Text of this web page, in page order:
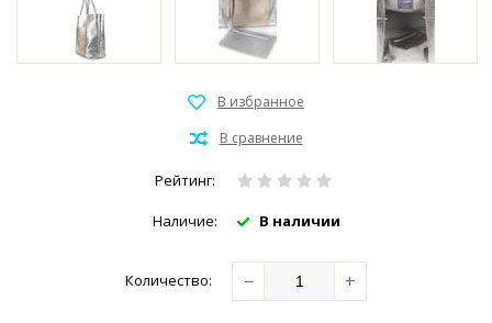
Рейтинг:
Наличие: В наличии
Количество: − +